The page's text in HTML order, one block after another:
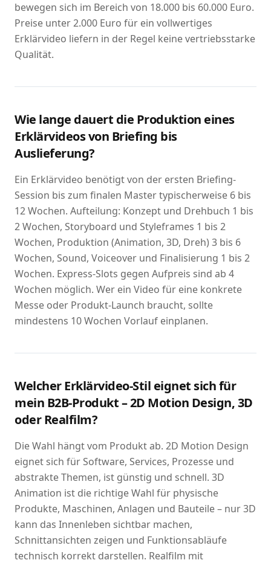
bewegen sich im Bereich von 18.000 bis 60.000 Euro.
Preise unter 2.000 Euro für ein vollwertiges
Erklärvideo liefern in der Regel keine vertriebsstarke
Qualität.
Wie lange dauert die Produktion eines
Erklärvideos von Briefing bis
Auslieferung?
Ein Erklärvideo benötigt von der ersten Briefing-
Session bis zum finalen Master typischerweise 6 bis
12 Wochen. Aufteilung: Konzept und Drehbuch 1 bis
2 Wochen, Storyboard und Styleframes 1 bis 2
Wochen, Produktion (Animation, 3D, Dreh) 3 bis 6
Wochen, Sound, Voiceover und Finalisierung 1 bis 2
Wochen. Express-Slots gegen Aufpreis sind ab 4
Wochen möglich. Wer ein Video für eine konkrete
Messe oder Produkt-Launch braucht, sollte
mindestens 10 Wochen Vorlauf einplanen.
Welcher Erklärvideo-Stil eignet sich für
mein B2B-Produkt – 2D Motion Design, 3D
oder Realfilm?
Die Wahl hängt vom Produkt ab. 2D Motion Design
eignet sich für Software, Services, Prozesse und
abstrakte Themen, ist günstig und schnell. 3D
Animation ist die richtige Wahl für physische
Produkte, Maschinen, Anlagen und Bauteile – nur 3D
kann das Innenleben sichtbar machen,
Schnittansichten zeigen und Funktionsabläufe
technisch korrekt darstellen. Realfilm mit